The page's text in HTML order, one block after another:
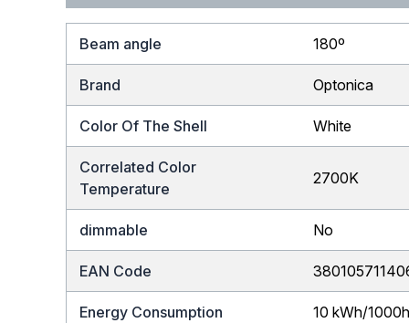
Beam angle 180º
Brand Optonica
Color Of The Shell White
Correlated Color
Temperature
2700K
dimmable No
EAN Code
Energy Consumption 10 kWh/